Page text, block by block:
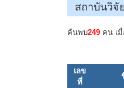
สถาบันวิจั
ค้นพบ249 คน เ
เลข
ที่